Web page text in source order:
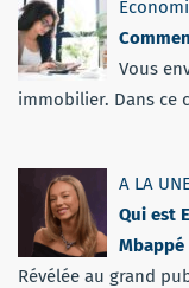
Vous
immobilier. Dans ce
A LA
Qui est
Mbappé
Révélée au grand